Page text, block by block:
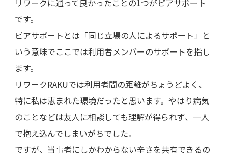
です。
ピアサポートとは「同じ立場の人によるサポート」と
いう意味でここでは利用者メンバーのサポートを指し
ます。
リワークRAKUでは利用者間の距離がちょうどよく、
特に私は恵まれた環境だったと思います。やはり病気
のことなどは友人に相談しても理解が得られず、一人
で抱え込んでしまいがちでした。
ですが、当事者にしかわからない辛さを共有できるの